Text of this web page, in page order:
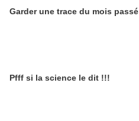
Garder une trace du mois passé
Pfff si la science le dit !!!